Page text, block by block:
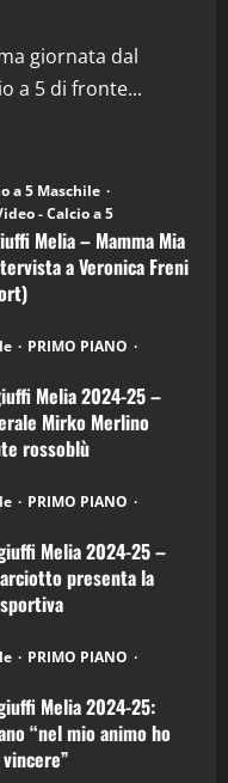
giornata dal
a 5 di fronte...
a 5 Maschile
- Calcio a 5
Melia – Mamma Mia
a Veronica Freni
PRIMO PIANO
Melia 2024-25 –
Mirko Merlino
rossoblù
PRIMO PIANO
Melia 2024-25 –
presenta la
PRIMO PIANO
Melia 2024-25:
“nel mio animo ho
Podcast: 29^ Puntata
2026)
Podcast: 28^ Puntata
2026)
Podcast: 27^ Puntata
2026)
Podcast: 26^ Puntata
2026)
Podcast: 30^ Puntata
2026)